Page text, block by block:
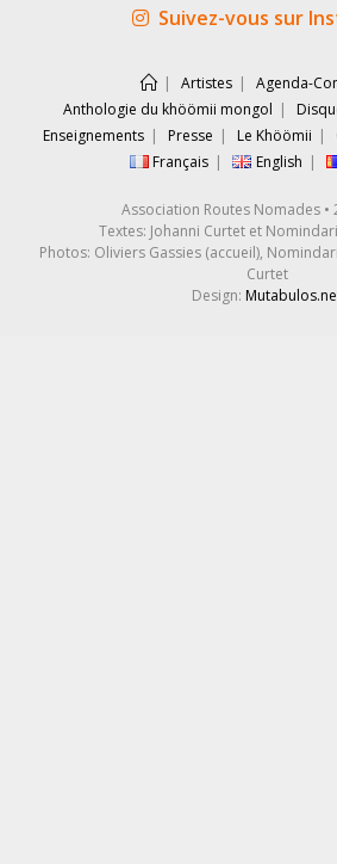
Suivez-vous sur
Artistes
Agenda-
Anthologie du khöömii mongol
Enseignements
Presse Le Khöömii
Français
English
Association Routes Nomades •
Textes: Johanni Curtet et
Photos: Oliviers Gassies (accueil),
Curtet
Design: